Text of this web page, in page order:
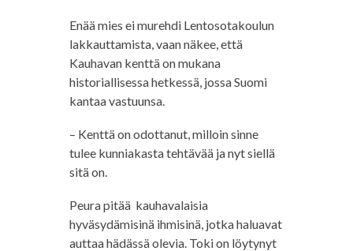
Enää mies ei murehdi Lentosotakoulun
lakkauttamista, vaan näkee, että
Kauhavan kenttä on mukana
historiallisessa hetkessä, jossa Suomi
kantaa vastuunsa.
– Kenttä on odottanut, milloin sinne
tulee kunniakasta tehtävää ja nyt siellä
sitä on.
Peura pitää kauhavalaisia
hyväsydämisinä ihmisinä, jotka haluavat
auttaa hädässä olevia. Toki on löytynyt